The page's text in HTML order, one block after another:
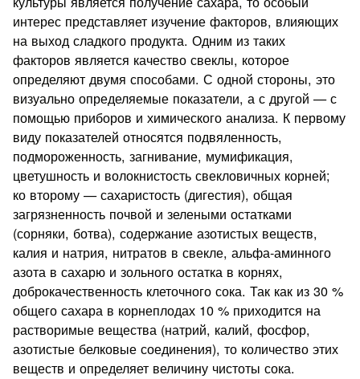
интерес представляет изучение факторов, влияющих
на выход сладкого продукта. Одним из таких
факторов является качество свеклы, которое
определяют двумя способами. С одной стороны, это
визуально определяемые показатели, а с другой — с
помощью приборов и химического анализа. К первому
виду показателей относятся подвяленность,
подмороженность, загнивание, мумификация,
цветушность и волокнистость свекловичных корней;
ко второ­му — сахаристость (дигестия), общая
загрязненность почвой и зелеными остатками
(сорняки, ботва), содержание азотистых веществ,
калия и натрия, нитратов в свекле, альфа-аминного
азота в сахарю и зольного остатка в корнях,
доброкачествен­ность клеточного сока. Так как из 30 %
общего сахара в кор­неплодах 10 % приходится на
растворимые вещества (натрий, калий, фосфор,
азотистые белковые соединения), то количество этих
веществ и определяет величину чистоты сока.